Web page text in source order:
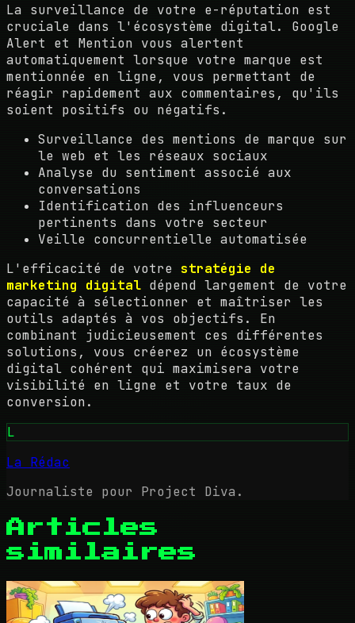
La surveillance de votre e-réputation est
cruciale dans l'écosystème digital. Google
Alert et Mention vous alertent
automatiquement lorsque votre marque est
mentionnée en ligne, vous permettant de
réagir rapidement aux commentaires, qu'ils
soient positifs ou négatifs.
Surveillance des mentions de marque sur
le web et les réseaux sociaux
Analyse du sentiment associé aux
conversations
Identification des influenceurs
pertinents dans votre secteur
Veille concurrentielle automatisée
L'efficacité de votre stratégie de
marketing digital dépend largement de votre
capacité à sélectionner et maîtriser les
outils adaptés à vos objectifs. En
combinant judicieusement ces différentes
solutions, vous créerez un écosystème
digital cohérent qui maximisera votre
visibilité en ligne et votre taux de
conversion.
L
La Rédac
Journaliste pour Project Diva.
Articles
similaires